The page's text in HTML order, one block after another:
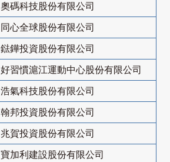
奧碼科技股份有限公司
同心全球股份有限公司
鍅鏵投資股份有限公司
好習慣滬江運動中心股份有限公司
浩氣科技股份有限公司
翰邦投資股份有限公司
兆賀投資股份有限公司
寶加利建設股份有限公司